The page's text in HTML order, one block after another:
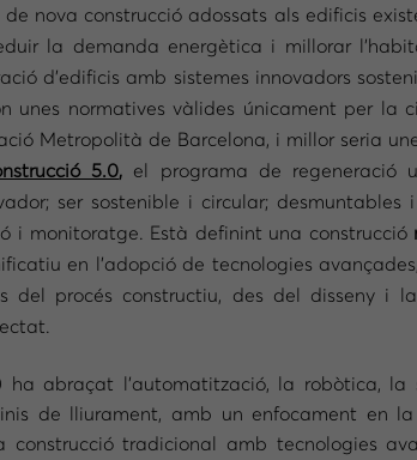
nova construcció adossats als edificis
la demanda energètica i millorar
d’edificis amb sistemes innovadors
unes normatives vàlides únicament per la
Metropolità de Barcelona, i millor seria
5.0, el programa de regeneració
ser sostenible i circular;
i monitoratge. Està definint una construcció
en l’adopció de tecnologies
del procés constructiu, des del disseny i
ha abraçat l’automatització, la robòtica,
de lliurament, amb un enfocament en
construcció tradicional amb tecnologies